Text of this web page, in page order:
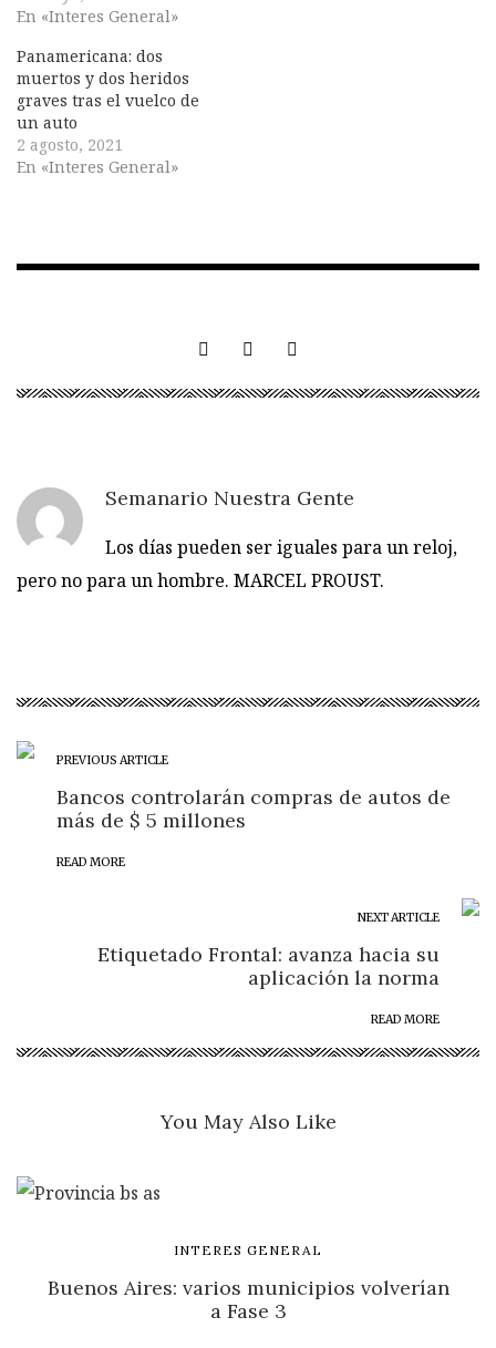
En «Interes General»
Panamericana: dos
muertos y dos heridos
graves tras el vuelco de
un auto
2 agosto, 2021
En «Interes General»
Semanario Nuestra Gente
Los días pueden ser iguales para un reloj,
pero no para un hombre. MARCEL PROUST.
PREVIOUS ARTICLE
Bancos controlarán compras de autos de
más de $ 5 millones
READ MORE
NEXT ARTICLE
Etiquetado Frontal: avanza hacia su
aplicación la norma
READ MORE
You May Also Like
INTERES GENERAL
Buenos Aires: varios municipios volverían
a Fase 3